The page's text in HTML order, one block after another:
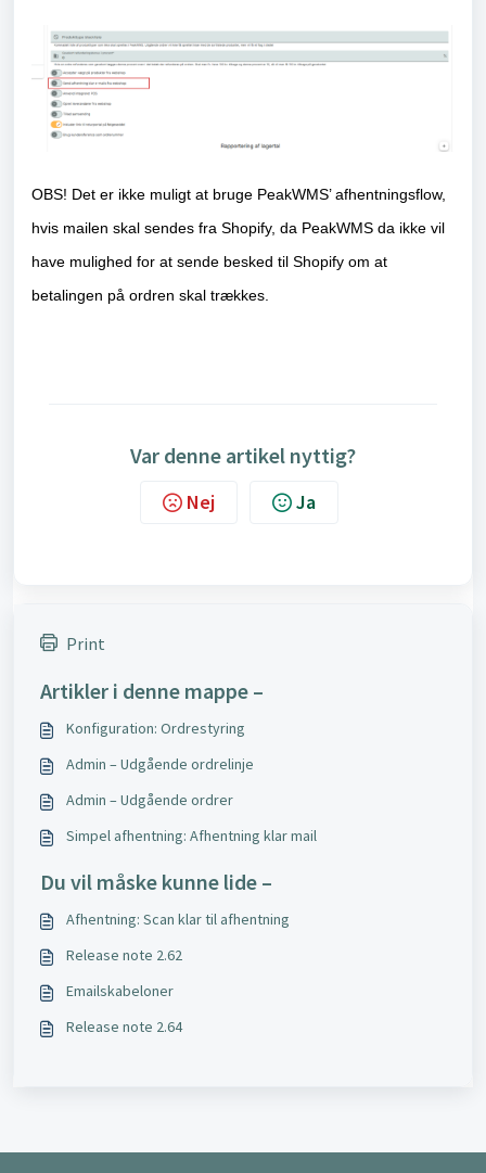
OBS! Det er ikke muligt at bruge PeakWMS’ afhentningsflow,
hvis mailen skal sendes fra Shopify, da PeakWMS da ikke vil
have mulighed for at sende besked til Shopify om at
betalingen på ordren skal trækkes.
Var denne artikel nyttig?
Nej Ja
Print
Artikler i denne mappe –
Konfiguration: Ordrestyring
Admin – Udgående ordrelinje
Admin – Udgående ordrer
Simpel afhentning: Afhentning klar mail
Du vil måske kunne lide –
Afhentning: Scan klar til afhentning
Release note 2.62
Emailskabeloner
Release note 2.64